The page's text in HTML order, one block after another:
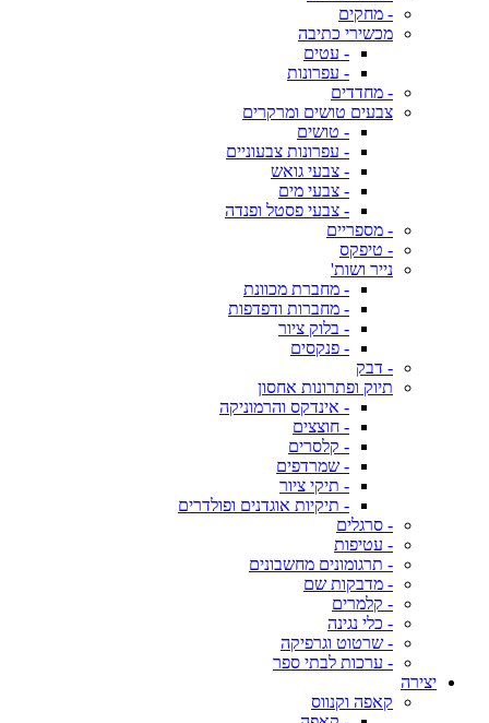
- מחקים
מכשירי כתיבה
- עטים
- עפרונות
- מחדדים
צבעים טושים ומרקרים
- טושים
- עפרונות צבעוניים
- צבעי גואש
- צבעי מים
- צבעי פסטל ופנדה
- מספריים
- טיפקס
נייר ושות'
- מחברת מכוונת
- מחברות ודפדפות
- בלוק ציור
- פנקסים
- דבק
תיוק ופתרונות אחסון
- אינדקס והרמוניקה
- חוצצים
- קלסרים
- שמרדפים
- תיקי ציור
- תיקיות אוגדנים ופולדרים
- סרגלים
- עטיפות
- תרגומונים מחשבונים
- מדבקות שם
- קלמרים
- כלי נגינה
- שרטוט וגרפיקה
- ערכות לבתי ספר
יצירה
קאפה וקנווס